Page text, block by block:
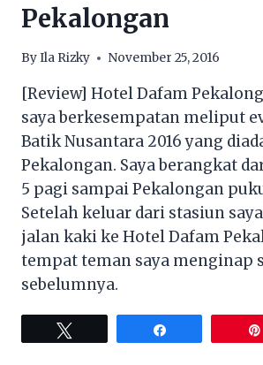
Pekalongan
ByIla Rizky November 25, 2016
[Review] Hotel Dafam
saya berkesempatan meliput
Batik Nusantara 2016 yang
Pekalongan. Saya berangkat
5 pagi sampai Pekalongan
Setelah keluar dari stasiun
jalan kaki ke Hotel Dafam
tempat teman saya menginap
sebelumnya.